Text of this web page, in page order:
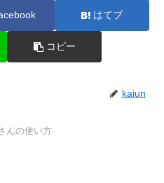
はてブ
コピー
kaiun
んの使い方